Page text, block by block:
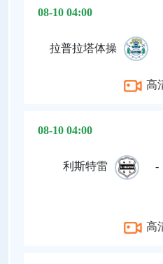
08-10 04:00
拉普拉塔体操
高
08-10 04:00
利斯特雷 -
高